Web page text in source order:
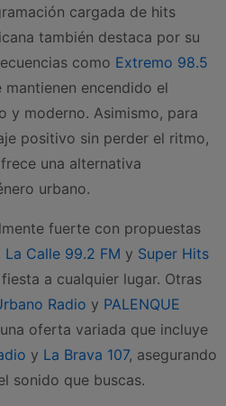
cargada de hits
también destaca por su
como Extremo 98.5
mantienen encendido el
y moderno. Asimismo, para
positivo sin perder el ritmo,
una alternativa
urbano.
fuerte con propuestas
La Calle 99.2 FM y Super Hits
a cualquier lugar. Otras
Radio y PALENQUE
oferta variada que incluye
y La Brava 107, asegurando
sonido que buscas.